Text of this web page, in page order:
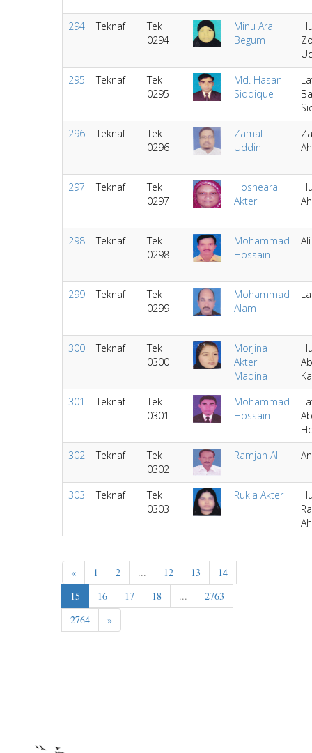
294 Teknaf
Tek
0294
Minu Ara
Begum
295
Teknaf
Tek
0295
Md. Hasan
Siddique
296
Teknaf
Tek
0296
Zamal
Uddin
297 Teknaf
Tek
0297
Hosneara
Akter
298 Teknaf
Tek
0298
Mohammad
Hossain
299 Teknaf
Tek
0299
Mohammad
Alam
300 Teknaf
Tek
0300
Morjina
Akter
Madina
301
Teknaf
Tek
0301
Mohammad
Hossain
302
Teknaf
Tek
0302
Ramjan Ali
303 Teknaf
Tek
0303
Rukia Akter
« 1 2 ... 12 13
14
15
16 17 18 ...
2763
2764
»